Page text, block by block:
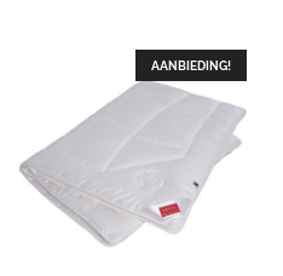
AANBIEDING!